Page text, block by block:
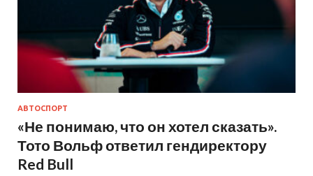
АВТОСПОРТ
«Не понимаю, что он хотел сказать».
Тото Вольф ответил гендиректору
Red Bull